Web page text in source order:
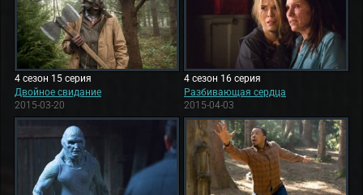
4 сезон 15 серия
Двойное свидание
2015-03-20
4 сезон 16 серия
Разбивающая сердца
2015-04-03